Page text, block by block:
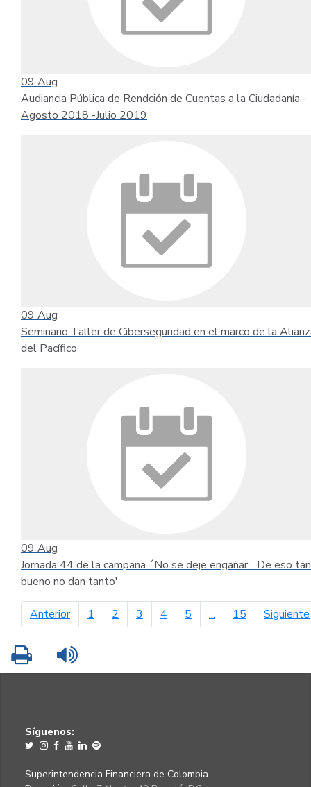
09 Aug
Audiancia Pública de Rendción de Cuentas a la Ciudadanía -
Agosto 2018 -Julio 2019
09 Aug
Seminario Taller de Ciberseguridad en el marco de la
del Pacífico
09 Aug
Jornada 44 de la campaña ´No se deje engañar... De eso tan
bueno no dan tanto'
Anteriorpágina anterior
1 2 3 4 5 ... 15 Siguiente
Imprimir
Síguenos:
Superintendencia Financiera de Colombia